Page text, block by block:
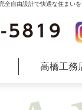
自由設計で快適な住まいを
高橋工務